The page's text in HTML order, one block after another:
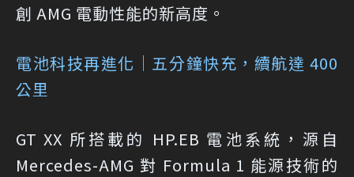
創 AMG 電動性能的新高度。
電池科技再進化｜五分鐘快充，續航達 400
公里
GT XX 所搭載的 HP.EB 電池系統，源自
Mercedes-AMG 對 Formula 1 能源技術的